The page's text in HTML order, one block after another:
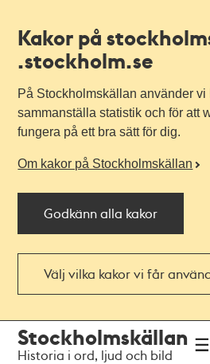
Kakor på
.stockholm.se
På Stockholmskällan använder vi
sammanställa statistik och för att
fungera på ett bra sätt för dig.
Om kakor på Stockholmskällan
Godkänn alla kakor
Välj vilka kakor vi får
navigationen
huvudinnehållet
Stockholmskällan
Historia i ord, ljud och bild